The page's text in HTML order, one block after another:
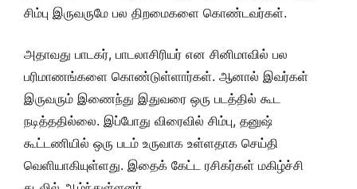
சிம்பு இருவருமே பல திறமைகளை கொண்டவர்கள்.
அதாவது பாடகர், பாடலாசிரியர் என சினிமாவில் பல
பரிமாணங்களை கொண்டுள்ளார்கள். ஆனால் இவர்கள்
இருவரும் இணைந்து இதுவரை ஒரு படத்தில் கூட
நடித்ததில்லை. இப்போது விரைவில் சிம்பு, தனுஷ்
கூட்டணியில் ஒரு படம் உருவாக உள்ளதாக செய்தி
வெளியாகியுள்ளது. இதைக் கேட்ட ரசிகர்கள் மகிழ்ச்சி